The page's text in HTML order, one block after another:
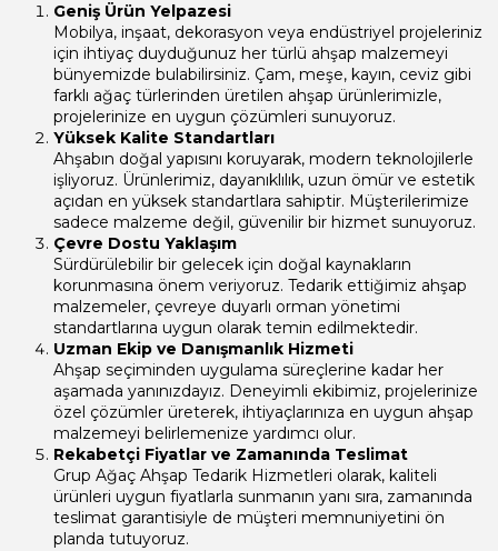
Geniş Ürün Yelpazesi
Mobilya, inşaat, dekorasyon veya endüstriyel projeleriniz
için ihtiyaç duyduğunuz her türlü ahşap malzemeyi
bünyemizde bulabilirsiniz. Çam, meşe, kayın, ceviz gibi
farklı ağaç türlerinden üretilen ahşap ürünlerimizle,
projelerinize en uygun çözümleri sunuyoruz.
Yüksek Kalite Standartları
Ahşabın doğal yapısını koruyarak, modern teknolojilerle
işliyoruz. Ürünlerimiz, dayanıklılık, uzun ömür ve estetik
açıdan en yüksek standartlara sahiptir. Müşterilerimize
sadece malzeme değil, güvenilir bir hizmet sunuyoruz.
Çevre Dostu Yaklaşım
Sürdürülebilir bir gelecek için doğal kaynakların
korunmasına önem veriyoruz. Tedarik ettiğimiz ahşap
malzemeler, çevreye duyarlı orman yönetimi
standartlarına uygun olarak temin edilmektedir.
Uzman Ekip ve Danışmanlık Hizmeti
Ahşap seçiminden uygulama süreçlerine kadar her
aşamada yanınızdayız. Deneyimli ekibimiz, projelerinize
özel çözümler üreterek, ihtiyaçlarınıza en uygun ahşap
malzemeyi belirlemenize yardımcı olur.
Rekabetçi Fiyatlar ve Zamanında Teslimat
Grup Ağaç Ahşap Tedarik Hizmetleri olarak, kaliteli
ürünleri uygun fiyatlarla sunmanın yanı sıra, zamanında
teslimat garantisiyle de müşteri memnuniyetini ön
planda tutuyoruz.